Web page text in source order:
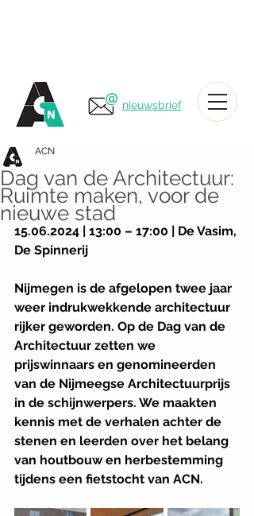
nieuwsbrief
Dag van de Architectuur:
Ruimte maken, voor de
nieuwe stad
ACN
15.06.2024 | 13:00 – 17:00 | De Vasim,
De Spinnerij
Nijmegen is de afgelopen twee jaar
weer indrukwekkende architectuur
rijker geworden. Op de Dag van de
Architectuur zetten we
prijswinnaars en genomineerden
van de Nijmeegse Architectuurprijs
in de schijnwerpers. We maakten
kennis met de verhalen achter de
stenen en leerden over het belang
van houtbouw en herbestemming
tijdens een fietstocht van ACN.